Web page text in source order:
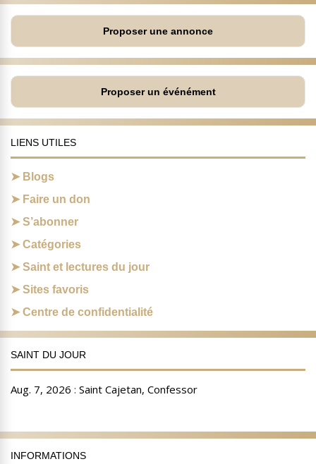
Proposer une annonce
Proposer un événément
LIENS UTILES
Blogs
Faire un don
S’abonner
Catégories
Saint et lectures du jour
Sites favoris
Centre de confidentialité
SAINT DU JOUR
INFORMATIONS